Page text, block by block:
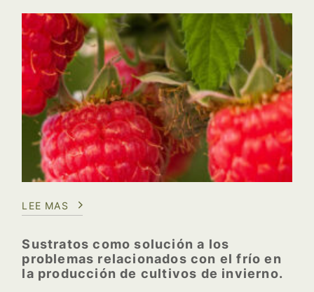
LEE MAS
Sustratos como solución a los
problemas relacionados con el frío en
la producción de cultivos de invierno.